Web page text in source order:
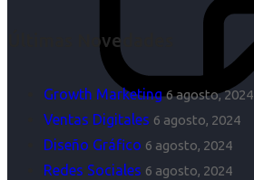
Últimas Novedades
Growth Marketing 6 agosto, 2024
Ventas Digitales 6 agosto, 2024
Diseño Gráfico 6 agosto, 2024
Redes Sociales 6 agosto, 2024